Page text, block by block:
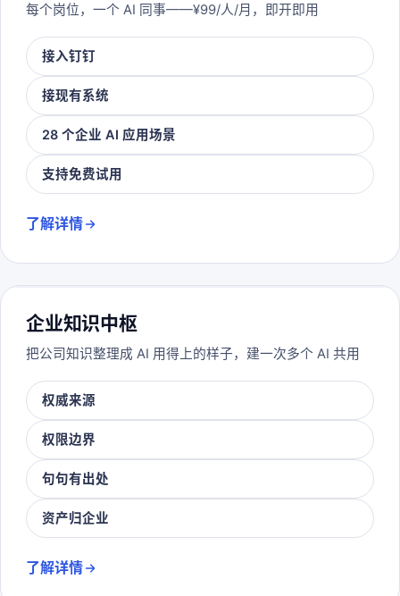
每个岗位，一个 AI 同事——¥99/人/月，即开即用
接入钉钉
接现有系统
28 个企业 AI 应用场景
支持免费试用
了解详情
企业知识中枢
把公司知识整理成 AI 用得上的样子，建一次多个 AI 共用
权威来源
权限边界
句句有出处
资产归企业
了解详情